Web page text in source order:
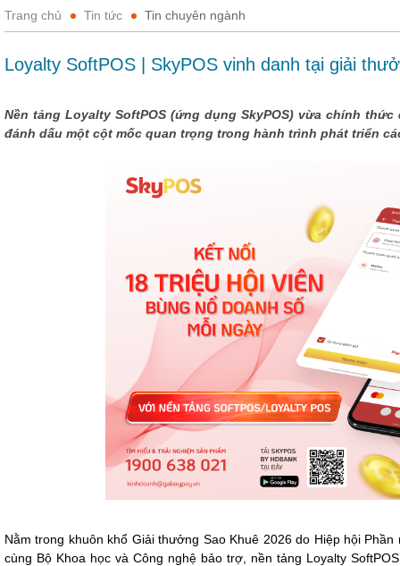
Trang chủ Tin tức Tin chuyên ngành
Loyalty SoftPOS | SkyPOS vinh danh tại giải
Nền tảng Loyalty SoftPOS (ứng dụng SkyPOS) vừa chính
đánh dấu một cột mốc quan trọng trong hành trình phát triển
Nằm trong khuôn khổ Giải thưởng Sao Khuê 2026 do Hiệp hội
cùng Bộ Khoa học và Công nghệ bảo trợ, nền tảng Loyalty